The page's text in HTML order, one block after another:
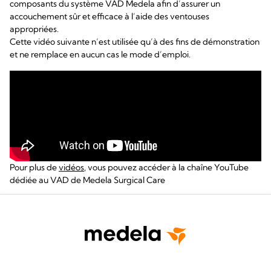
composants du système VAD Medela afin d’assurer un
accouchement sûr et efficace à l’aide des ventouses
appropriées.
Cette vidéo suivante n’est utilisée qu’à des fins de démonstration
et ne remplace en aucun cas le mode d’emploi.
Pour plus devidéos, vous pouvez accéder à la chaîne YouTube
dédiée au VAD de Medela Surgical Care